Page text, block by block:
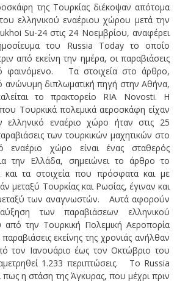
της Τουρκίας διέκοψαν απότομα
του ελληνικού εναέριου χώρου μετά την
Su-24 στις 24 Νοεμβρίου, αναφέρει
του Russia Today το οποίο
από εκείνη την ημέρα, οι παραβιάσεις
φαινόμενο. Τα στοιχεία στο άρθρο,
ανώνυμη διπλωματική πηγή στην Αθήνα,
το πρακτορείο RIA Novosti. Η
Τουρκικά πολεμικά αεροσκάφη είχαν
ελληνικό εναέριο χώρο ήταν στις 25
των τουρκικών μαχητικών στο
εναέριο χώρο είναι ένας σταθερός
την Ελλάδα, σημειώνει το άρθρο το
και τα στοιχεία που πρόσφατα και με
μεταξύ Τουρκίας και Ρωσίας, έγιναν και
των αναγνωστών. Αυτά αφορούν
των παραβιάσεων ελληνικού
την Τουρκική Πολεμική Αεροπορία
εκείνης της χρονιάς ανήλθαν
τον Ιανουάριο έως τον Οκτώβριο του
1.233 περιπτώσεις. Το Russia
πως η στάση της Άγκυρας, που μέχρι πριν